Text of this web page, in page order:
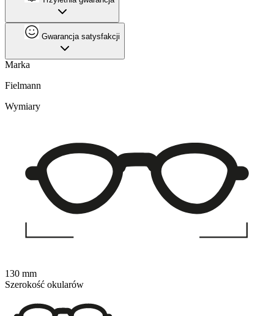
Gwarancja satysfakcji
Marka
Fielmann
Wymiary
130 mm
Szerokość okularów